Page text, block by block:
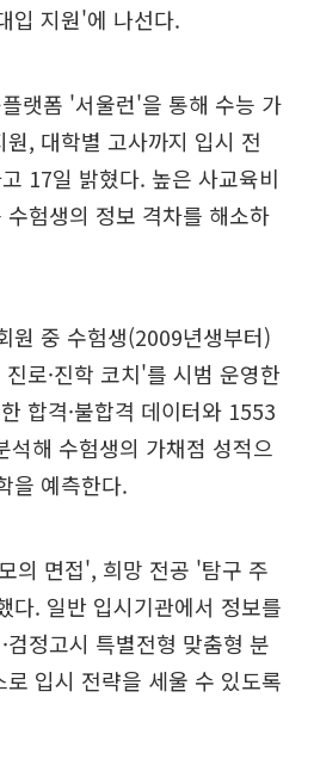
입 지원'에 나선다.
랫폼 '서울런'을 통해 수능 가
, 대학별 고사까지 입시 전
17일 밝혔다. 높은 사교육비
험생의 정보 격차를 해소하
원 중 수험생(2009년생부터)
로·진학 코치'를 시범 운영한
합격·불합격 데이터와 1553
석해 수험생의 가채점 성적으
을 예측한다.
의 면접', 희망 전공 '탐구 주
다. 일반 입시기관에서 정보를
검정고시 특별전형 맞춤형 분
입시 전략을 세울 수 있도록